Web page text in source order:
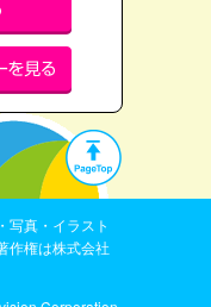
写真・イラスト
作権は株式会社